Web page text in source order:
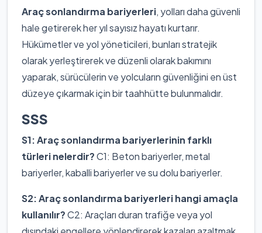
Araç sonlandırma bariyerleri, yolları daha güvenli
hale getirerek her yıl sayısız hayatı kurtarır.
Hükümetler ve yol yöneticileri, bunları stratejik
olarak yerleştirerek ve düzenli olarak bakımını
yaparak, sürücülerin ve yolcuların güvenliğini en üst
düzeye çıkarmak için bir taahhütte bulunmalıdır.
SSS
S1: Araç sonlandırma bariyerlerinin farklı
türleri nelerdir?C1: Beton bariyerler, metal
bariyerler, kaballi bariyerler ve su dolu bariyerler.
S2: Araç sonlandırma bariyerleri hangi amaçla
kullanılır?C2: Araçları duran trafiğe veya yol